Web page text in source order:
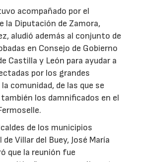
acompañado por el
la Diputación de Zamora,
aludió además al conjunto de
en Consejo de Gobierno
Castilla y León para ayudar a
por los grandes
comunidad, de las que se
los damnificados en el
de los municipios
Villar del Buey, José María
que la reunión fue